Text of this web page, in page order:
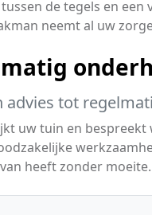
de tegels en een
neemt al uw
advies tot
uw tuin en
heeft zonder moeite.